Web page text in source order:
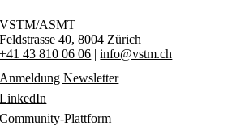
VSTM/ASMT
Feldstrasse 40,8004 Zürich
+41 43 810 06 06 |info@vstm.ch
Anmeldung Newsletter
LinkedIn
Community-Plattform